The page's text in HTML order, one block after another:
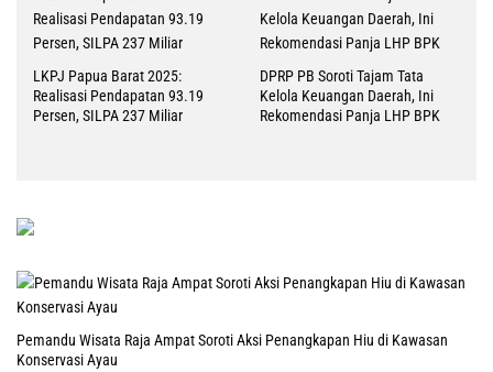
LKPJ Papua Barat 2025:
Realisasi Pendapatan 93.19
Persen, SILPA 237 Miliar
DPRP PB Soroti Tajam Tata
Kelola Keuangan Daerah, Ini
Rekomendasi Panja LHP BPK
Pemandu Wisata Raja Ampat Soroti Aksi Penangkapan Hiu di Kawasan
Konservasi Ayau